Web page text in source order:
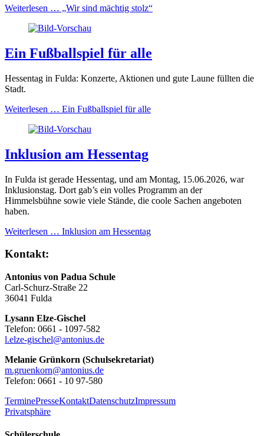
Weiterlesen … „Wir sind mächtig stolz“
Ein Fußballspiel für alle
Hessentag in Fulda: Konzerte, Aktionen und gute Laune füllten die
Stadt.
Weiterlesen … Ein Fußballspiel für alle
Inklusion am Hessentag
In Fulda ist gerade Hessentag, und am Montag, 15.06.2026, war
Inklusionstag. Dort gab’s ein volles Programm an der
Himmelsbühne sowie viele Stände, die coole Sachen angeboten
haben.
Weiterlesen … Inklusion am Hessentag
Kontakt:
Antonius von Padua Schule
Carl-Schurz-Straße 22
36041 Fulda
Lysann Elze-Gischel
Telefon: 0661 - 1097-582
l.elze-gischel@antonius.de
Melanie Grünkorn (Schulsekretariat)
m.gruenkorn@antonius.de
Telefon: 0661 - 10 97-580
TerminePresseKontaktDatenschutzImpressum
Privatsphäre